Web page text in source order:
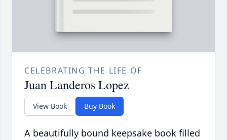
CELEBRATING THE LIFE OF
Juan Landeros Lopez
View Book Buy Book
A beautifully bound keepsake book filled